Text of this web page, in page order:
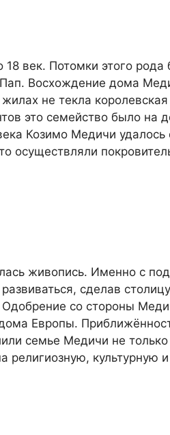
век. Потомки этого рода
Восхождение дома
не текла
это семейство было на
Козимо Медичи удалось
осуществляли
живопись. Именно с
сделав
со стороны
Европы.
семье Медичи не
религиозную, культурную